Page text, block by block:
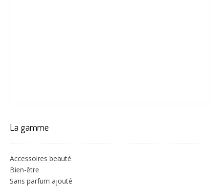
La gamme
Accessoires beauté
Bien-être
Sans parfum ajouté